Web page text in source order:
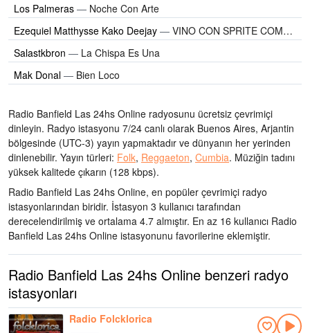
Los Palmeras — Noche Con Arte
Ezequiel Matthysse Kako Deejay — VINO CON SPRITE COMO MESSI
Salastkbron — La Chispa Es Una
Mak Donal — Bien Loco
Radio Banfield Las 24hs Online radyosunu ücretsiz çevrimiçi
dinleyin. Radyo istasyonu 7/24 canlı olarak Buenos Aires, Arjantin
bölgesinde (UTC-3) yayın yapmaktadır ve dünyanın her yerinden
dinlenebilir. Yayın türleri: Folk, Reggaeton, Cumbia. Müziğin tadını
yüksek kalitede çıkarın (128 kbps).
Radio Banfield Las 24hs Online, en popüler çevrimiçi radyo
istasyonlarından biridir. İstasyon 3 kullanıcı tarafından
derecelendirilmiş ve ortalama 4.7 almıştır. En az 16 kullanıcı Radio
Banfield Las 24hs Online istasyonunu favorilerine eklemiştir.
Radio Banfield Las 24hs Online benzeri radyo
istasyonları
Radio Folcklorica